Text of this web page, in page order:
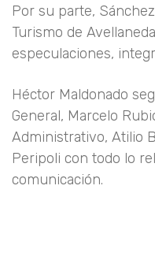
Por su parte,
Turismo de
especulaciones,
Héctor Maldonado
General, Marcelo
Administrativo, Atilio
Peripoli con todo lo
comunicación.